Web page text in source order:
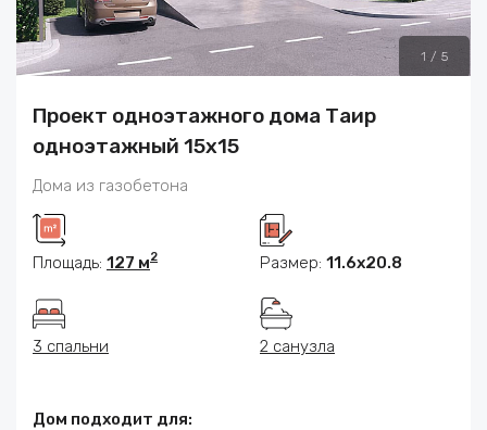
1 / 5
Проект одноэтажного дома Таир
одноэтажный 15х15
Дома из газобетона
Площадь: 127 м2 Размер: 11.6х20.8
3 спальни 2 санузла
Дом подходит для: